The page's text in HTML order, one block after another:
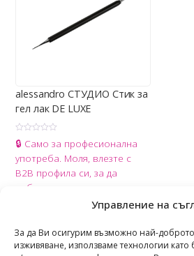
Управление на
За да Ви осигурим възможно най-
изживяване, използваме технологии като
alessandro СТУДИО Стик за
гел лак DE LUXE
ц
н
н
🔒 Само за професионална
употреба. Моля, влезте с
B2B профила си, за да
добавите продукта в